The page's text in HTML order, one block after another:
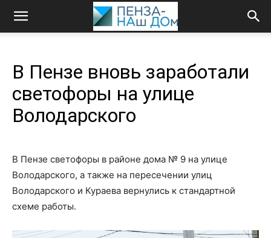
В Пензе вновь заработали
светофоры на улице
Володарского
В Пензе светофоры в районе дома № 9 на улице
Володарского, а также на пересечении улиц
Володарского и Кураева вернулись к стандартной
схеме работы.